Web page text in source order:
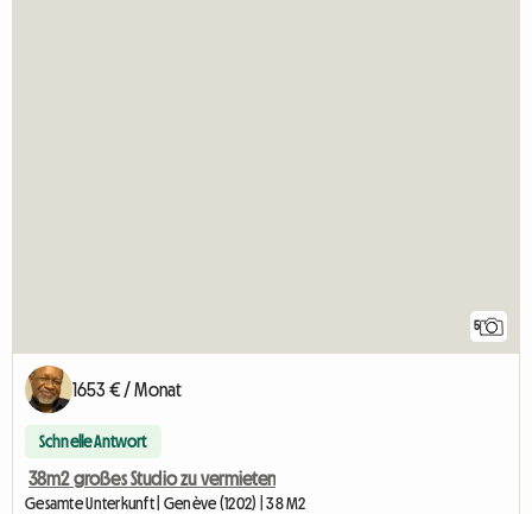
5
1653 € / Monat
Schnelle Antwort
38m2 großes Studio zu vermieten
Gesamte Unterkunft | Genève (1202) | 38 M2